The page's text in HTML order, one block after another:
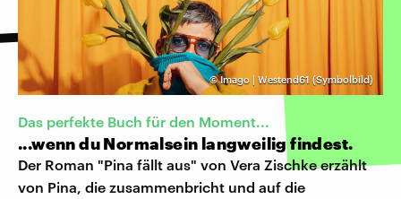
©Imago | Westend61 (Symbolbild)
Das perfekte Buch für den Moment...
...wenn du Normalsein langweilig findest.
Der Roman "Pina fällt aus" von Vera Zischke erzählt
von Pina, die zusammenbricht und auf die